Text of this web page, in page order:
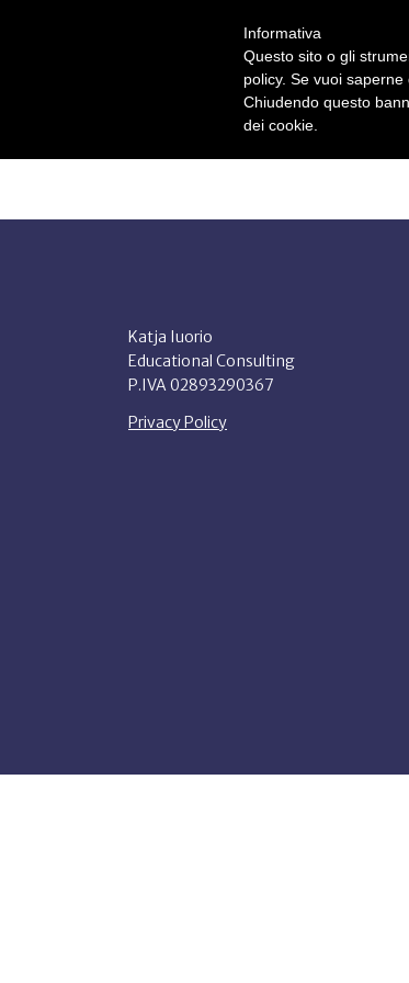
Katja Iuorio
Educational Consulting
P.IVA 02893290367
Privacy Policy
Informativa
Questo sito o gli
policy. Se vuoi
Chiudendo questo
dei cookie.